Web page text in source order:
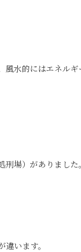
水的にはエネル
場）がありました。
います。